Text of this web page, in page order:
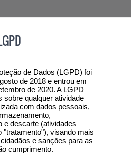
de Dados (LGPD) foi
de 2018 e entrou em
de 2020. A LGPD
sobre qualquer atividade
com dados pessoais,
e descarte (atividades
"tratamento"), visando mais
e sanções para as
cumprimento.